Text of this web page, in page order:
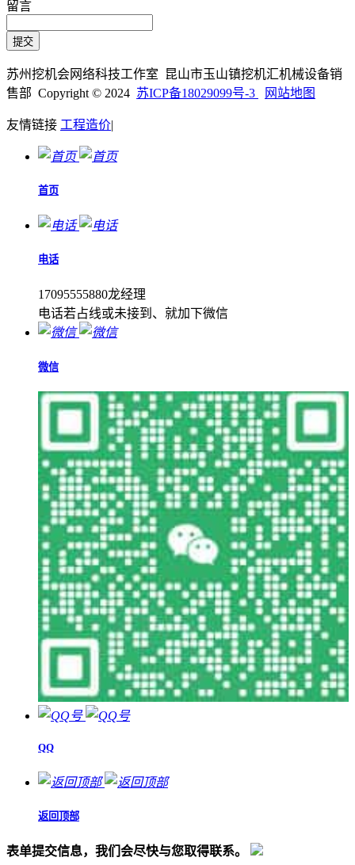
留言
苏州挖机会网络科技工作室 昆山市玉山镇挖机汇机械设备销
售部 Copyright © 2024 苏ICP备18029099号-3 网站地图
友情链接 工程造价|
首页
电话
17095555880龙经理
电话若占线或未接到、就加下微信
微信
QQ
返回顶部
表单提交信息，我们会尽快与您取得联系。